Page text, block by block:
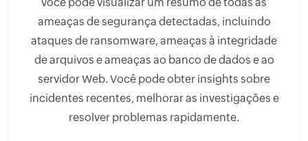
ameaças de segurança detectadas, incluindo
ataques de ransomware, ameaças à integridade
de arquivos e ameaças ao banco de dados e ao
servidor Web. Você pode obter insights sobre
incidentes recentes, melhorar as investigações e
resolver problemas rapidamente.